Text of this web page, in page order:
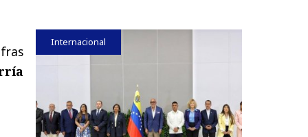
Internacional